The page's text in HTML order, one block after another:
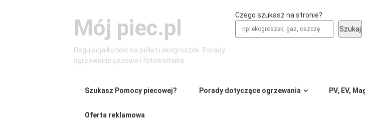
Mój piec.pl
Regulacja kotłów na pellet i ekogroszek. Porady
ogrzewanie gazowe i fotowoltaika
Czego szukasz na stronie?
Szukaj
Szukasz Pomocy piecowej? Porady dotyczące ogrzewania PV, EV,
Oferta reklamowa